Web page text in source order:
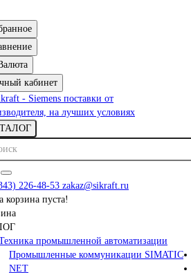
кабинет
226-48-53 zakaz@sikraft.ru
корзина пуста!
промышленной автоматизации
Промышленные коммуникации SIMATIC
NET